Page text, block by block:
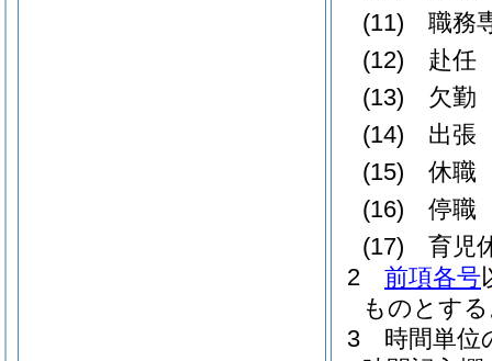
(11)
職務
(12)
赴
(13)
欠
(14)
出
(15)
休
(16)
停
(17)
育
2
前項各号
ものとす
3
時間単位